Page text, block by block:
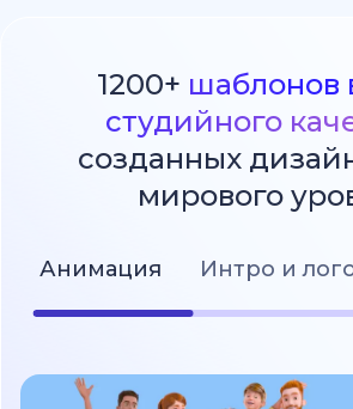
1200+ шаблонов
студийного
созданных
мирового
Анимация Интро и